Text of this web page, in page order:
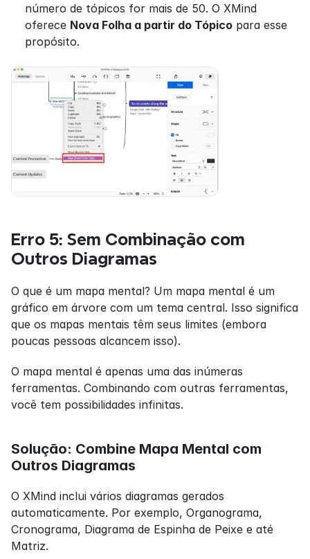
número de tópicos for mais de 50. O XMind
oferece Nova Folha a partir do Tópico para esse
propósito.
Erro 5: Sem Combinação com
Outros Diagramas
O que é um mapa mental? Um mapa mental é um
gráfico em árvore com um tema central. Isso significa
que os mapas mentais têm seus limites (embora
poucas pessoas alcancem isso).
O mapa mental é apenas uma das inúmeras
ferramentas. Combinando com outras ferramentas,
você tem possibilidades infinitas.
Solução: Combine Mapa Mental com
Outros Diagramas
O XMind inclui vários diagramas gerados
automaticamente. Por exemplo, Organograma,
Cronograma, Diagrama de Espinha de Peixe e até
Matriz.